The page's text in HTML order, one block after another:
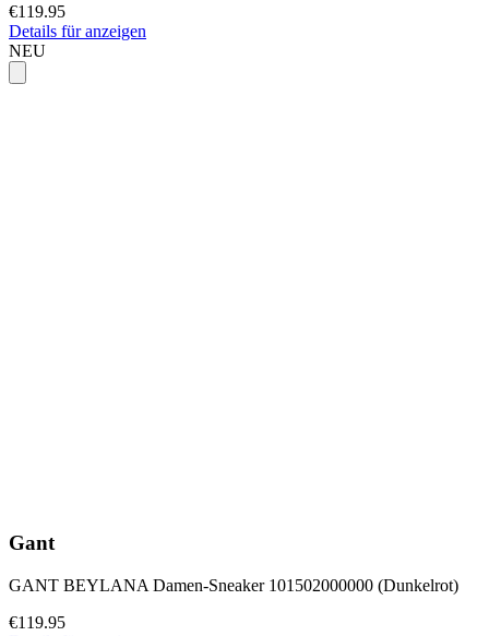
€119.95
Details für anzeigen
NEU
Gant
GANT BEYLANA Damen-Sneaker 101502000000 (Dunkelrot)
€119.95